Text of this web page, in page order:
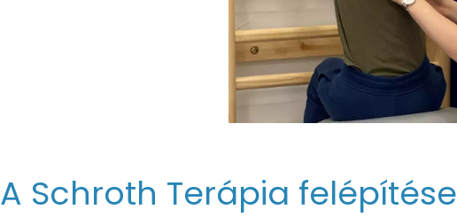
A Schroth Terápia felépítése